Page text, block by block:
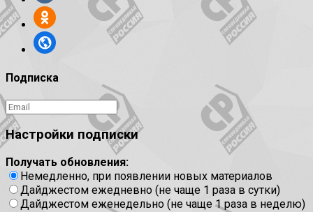
Подписка
Настройки подписки
Получать обновления:
Немедленно, при появлении новых материалов
Дайджестом ежедневно (не чаще 1 раза в сутки)
Дайджестом еженедельно (не чаще 1 раза в неделю)